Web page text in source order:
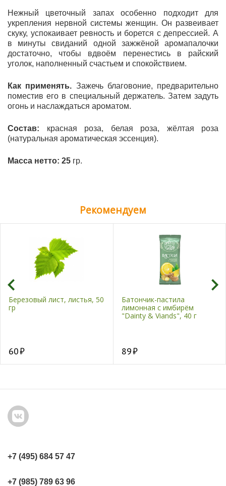
Нежный цветочный запах особенно подходит для
укрепления нервной системы женщин. Он развеивает
скуку, успокаивает ревность и борется с депрессией. А
в минуты свиданий одной зажжёной аромапалочки
достаточно, чтобы вдвоём перенестись в райский
уголок, наполненный счастьем и спокойствием.
Как применять. Зажечь благовоние, предварительно
поместив его в специальный держатель. Затем задуть
огонь и наслаждаться ароматом.
Состав: красная роза, белая роза, жёлтая роза
(натуральная ароматическая эссенция).
Масса нетто: 25 гр.
Рекомендуем
Березовый лист, листья, 50
гр
60
Батончик-пастила
лимонная с имбирём
"Dainty & Viands", 40 г
89
+7 (495) 684 57 47
+7 (985) 789 63 96